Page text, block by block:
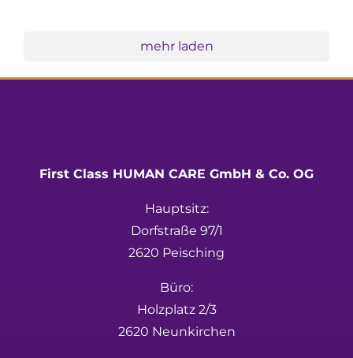
mehr laden
First Class HUMAN CARE GmbH & Co. OG
Hauptsitz:
Dorfstraße 97/1
2620 Peisching
Büro:
Holzplatz 2/3
2620 Neunkirchen